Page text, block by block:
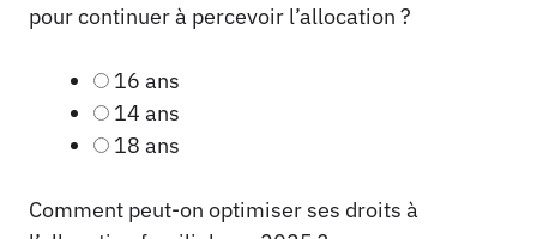
pour continuer à percevoir l’allocation ?
16 ans
14 ans
18 ans
Comment peut-on optimiser ses droits à